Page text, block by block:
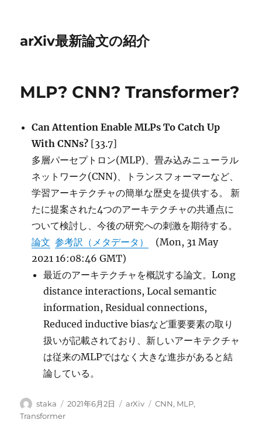
arXiv最新論文の紹介
MLP? CNN? Transformer?
Can Attention Enable MLPs To Catch Up
With CNNs? [33.7]
多層パーセプトロン(MLP)、畳み込みニューラル
ネットワーク(CNN)、トランスフォーマーなど、
学習アーキテクチャの簡単な歴史を提供する。 新
たに提案された4つのアーキテクチャの共通点に
ついて検討し、今後の研究への刺激を期待する。
論文 参考訳（メタデータ）
(Mon, 31 May
2021 16:08:46 GMT)
最近のアーキテクチャを概説する論文。Long
distance interactions, Local semantic
information, Residual connections,
Reduced inductive biasなど重要要素の取り
扱いが記載されており、新しいアーキテクチャ
は従来のMLPではなく大きな進歩があると結
論している。
投
稿
staka
投
2021年6月2日
カ
arXiv
タ
CNN, MLP,
Transformer